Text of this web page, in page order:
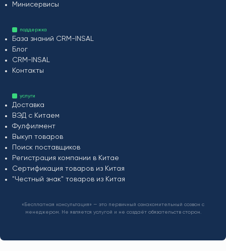
Минисервисы
поддержка
База знаний CRM-INSAL
Блог
CRM-INSAL
Контакты
услуги
Доставка
ВЭД с Китаем
Фулфилмент
Выкуп товаров
Поиск поставщиков
Регистрация компании в Китае
Сертификация товаров из Китая
"Честный знак" товаров из Китая
«Бесплатная консультация» — это первичный ознакомительный созвон с
менеджером. Не является услугой и не создаёт обязательств сторон.